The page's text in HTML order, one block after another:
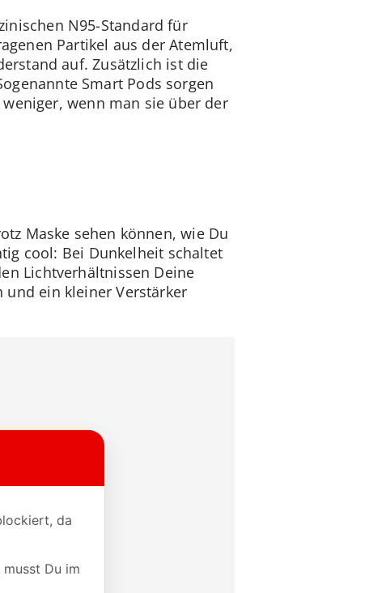
N95-Standard für
Partikel aus der Atemluft,
auf. Zusätzlich ist die
Smart Pods sorgen
wenn man sie über der
Maske sehen können, wie Du
cool: Bei Dunkelheit schaltet
Lichtverhältnissen Deine
ein kleiner Verstärker